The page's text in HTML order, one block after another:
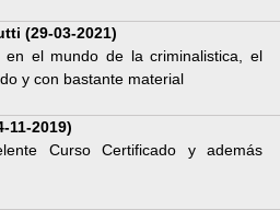
(29-03-2021)
en el mundo de la criminalistica, el
y con bastante material
11-2019)
Curso Certificado y además